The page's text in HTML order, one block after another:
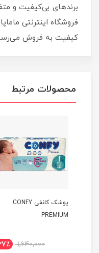
برندهای بی‌کیفیت و
فروشگاه اینترنتی
کیفیت به فروش
محصولات مرتبط
پوشک کانفی CONFY
PREMIUM
1,640,000